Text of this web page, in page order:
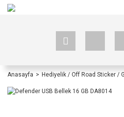
Anasayfa Hediyelik / Off Road Sticker /